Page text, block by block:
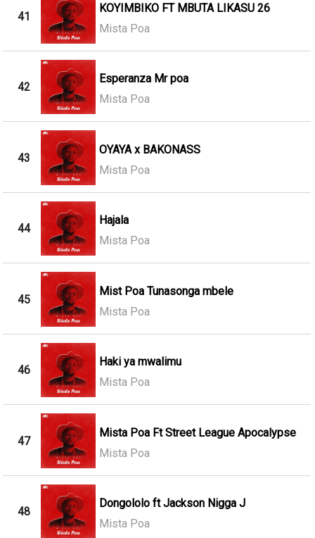
41
KOYIMBIKO FT MBUTA LIKASU 26
Mista Poa
42
Esperanza Mr poa
Mista Poa
43
OYAYA x BAKONASS
Mista Poa
44
Hajala
Mista Poa
45
Mist Poa Tunasonga mbele
Mista Poa
46
Haki ya mwalimu
Mista Poa
47
Mista Poa Ft Street League Apocalypse
Mista Poa
48
Dongololo ft Jackson Nigga J
Mista Poa